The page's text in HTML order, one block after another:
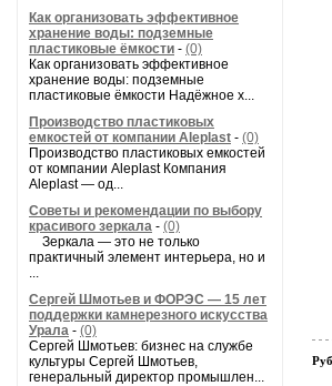
Как организовать эффективное
хранение воды: подземные
пластиковые ёмкости - (0)
Как организовать эффективное
хранение воды: подземные
пластиковые ёмкости Надёжное х...
Производство пластиковых
емкостей от компании Aleplast - (0)
Производство пластиковых емкостей
от компании Aleplast Компания
Aleplast — од...
Советы и рекомендации по выбору
красивого зеркала - (0)
Зеркала — это не только
практичный элемент интерьера, но и
...
Сергей Шмотьев и ФОРЭС — 15 лет
поддержки камнерезного искусства
Урала - (0)
Сергей Шмотьев: бизнес на службе
культуры Сергей Шмотьев,
генеральный директор промышлен...